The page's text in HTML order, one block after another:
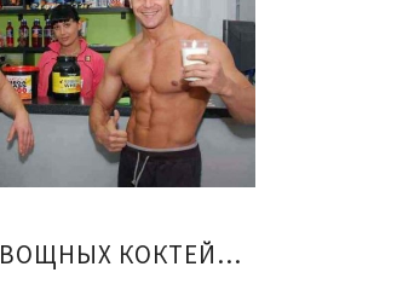
РЕЦЕПТЫ ОВОЩНЫХ КОКТЕЙЛЕЙ ДЛЯ ПОХУДЕНИЯ